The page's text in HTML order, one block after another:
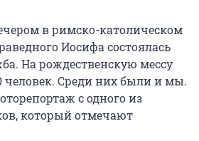
в римско-католическом
Иосифа состоялась
На рождественскую мессу
человек. Среди них были и мы.
с одного из
который отмечают